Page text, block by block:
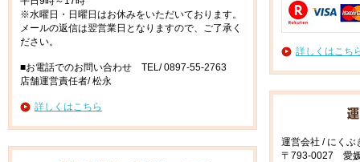
※水曜日・日曜日はお休みをいただいております。
メールの返信は翌営業日となりますので、ご了承く
ださい。
■お電話でのお問い合わせ TEL/ 0897-55-2763
店舗運営責任者/ 松永
詳しくはこちら
詳しくはこち
運営会社 / にくぶ
〒793-0027 愛